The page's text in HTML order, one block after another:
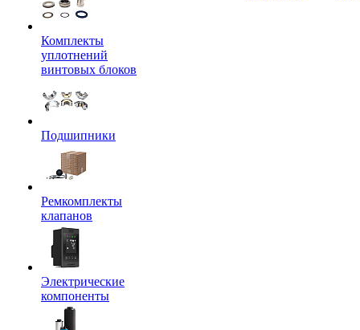
Комплекты
уплотнений
винтовых блоков
Подшипники
Ремкомплекты
клапанов
Электрические
компоненты